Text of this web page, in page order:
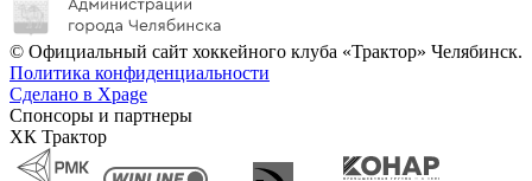
© Официальный сайт хоккейного клуба «Трактор» Челябинск.
Политика конфиденциальности
Сделано в Xpage
Спонсоры и партнеры
ХК Трактор